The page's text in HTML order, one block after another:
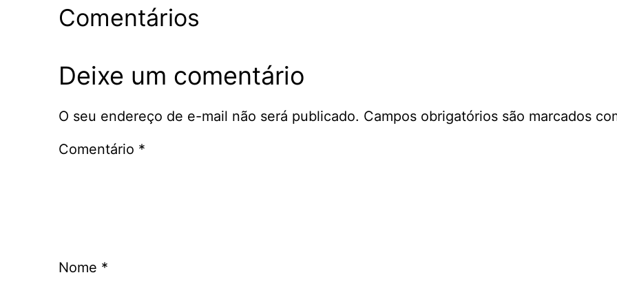
Comentários
Deixe um comentário
O seu endereço de e-mail não será publicado. Campos obrigatórios são marcados
Comentário *
Nome *